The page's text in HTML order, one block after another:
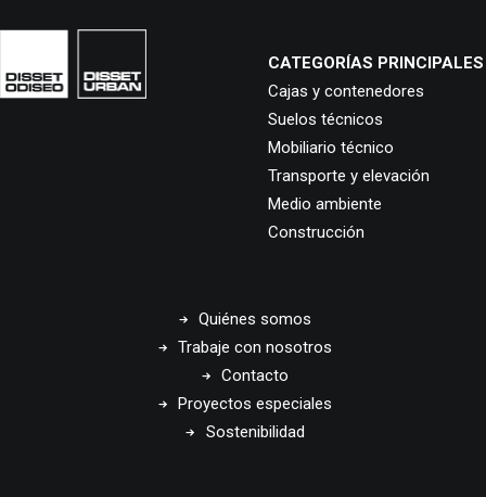
CATEGORÍAS PRINCIPALES
Cajas y contenedores
Suelos técnicos
Mobiliario técnico
Transporte y elevación
Medio ambiente
Construcción
Quiénes somos
Trabaje con nosotros
Contacto
Proyectos especiales
Sostenibilidad